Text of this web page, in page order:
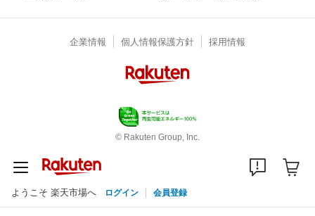
企業情報 個人情報保護方針 採用情報
© Rakuten Group, Inc.
ようこそ 楽天市場へ ログイン 会員登録